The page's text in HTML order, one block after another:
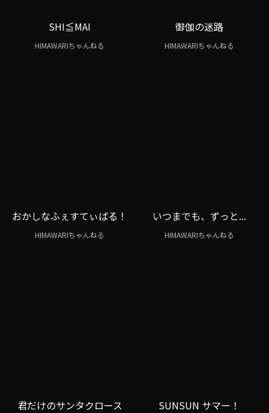
SHI≦MAI
HIMAWARIちゃんねる
御伽の迷路
HIMAWARIちゃんねる
おかしなふぇすてぃばる！
HIMAWARIちゃんねる
いつまでも、ずっと...
HIMAWARIちゃんねる
君だけのサンタクロース SUNSUN サマー！